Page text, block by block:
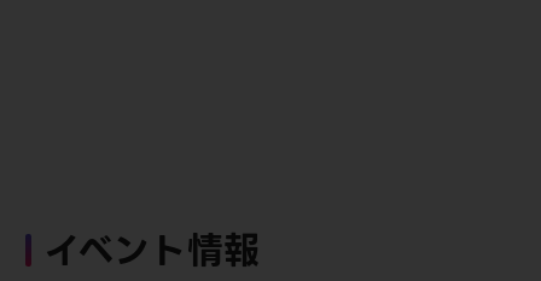
イベント情報